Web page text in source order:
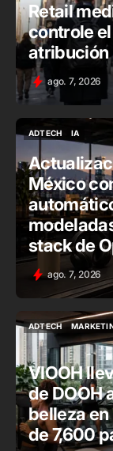
Retail
controle
atribución
ago. 7, 2026
ADTECH
IA
México
stack de
ago. 7, 2026
ADTECH
ADTECH
VIOOH
de DOOH
belleza en
de 7,600